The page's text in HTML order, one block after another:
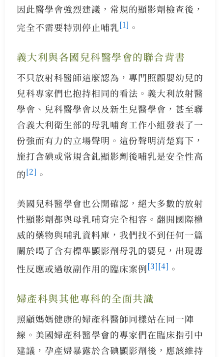
因此醫學會強烈建議，常規的顯影劑檢查後，
完全不需要特別停止哺乳[1] 。
義大利與各國兒科醫學會的聯合背書
不只放射科醫師這麼認為，專門照顧嬰幼兒的
兒科專家們也抱持相同的看法。義大利放射醫
學會、兒科醫學會以及新生兒醫學會，甚至聯
合義大利衛生部的母乳哺育工作小組發表了一
份強而有力的立場聲明。這份聲明清楚寫下，
施打含碘或常規含釓顯影劑後哺乳是安全性高
的[2] 。
美國兒科醫學會也公開確認，絕大多數的放射
性顯影劑都與母乳哺育完全相容。翻開國際權
威的藥物與哺乳資料庫，我們找不到任何一篇
關於喝了含有標準顯影劑母乳的嬰兒，出現毒
性反應或過敏副作用的臨床案例[3][4] 。
婦產科與其他專科的全面共識
照顧媽媽健康的婦產科醫師同樣站在同一陣
線。美國婦產科醫學會的專家們在臨床指引中
建議，孕產婦暴露於含碘顯影劑後，應該維持